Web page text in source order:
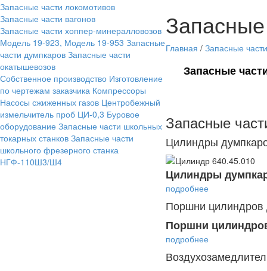
Запасные части локомотивов
Запасные части вагонов
Запасные части хоппер-минералловозов
Модель 19-923, Модель 19-953 Запасные
части думпкаров Запасные части
окатышевозов
Собственное производство Изготовление
по чертежам заказчика Компрессоры
Насосы сжиженных газов Центробежный
измельчитель проб ЦИ-0,3 Буровое
оборудование Запасные части школьных
токарных станков Запасные части
школьного фрезерного станка
НГФ-110Ш3/Ш4
Главная / Запасные
Запасные
Запасные
Цилиндры
Цилиндры
подробнее
Поршни цилиндров
Поршни
подробнее